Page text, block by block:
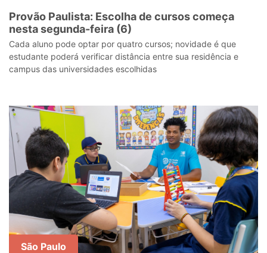
Provão Paulista: Escolha de cursos começa
nesta segunda-feira (6)
Cada aluno pode optar por quatro cursos; novidade é que
estudante poderá verificar distância entre sua residência e
campus das universidades escolhidas
São Paulo